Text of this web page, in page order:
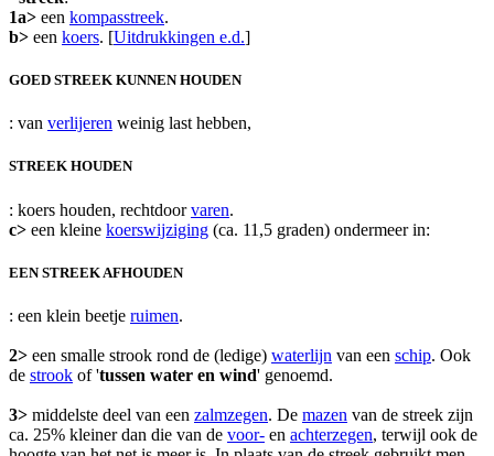
1a> een kompasstreek.
b> een koers. [Uitdrukkingen e.d.]
GOED STREEK KUNNEN HOUDEN
: van verlijeren weinig last hebben,
STREEK HOUDEN
: koers houden, rechtdoorvaren.
c> een kleine koerswijziging (ca. 11,5 graden) ondermeer in:
EEN STREEK AFHOUDEN
: een klein beetje ruimen.
2> een smalle strook rond de (ledige) waterlijn van een schip. Ook
de strook of 'tussen water en wind' genoemd.
3> middelste deel van een zalmzegen. De mazen van de streek zijn
ca. 25% kleiner dan die van de voor- en achterzegen, terwijl ook de